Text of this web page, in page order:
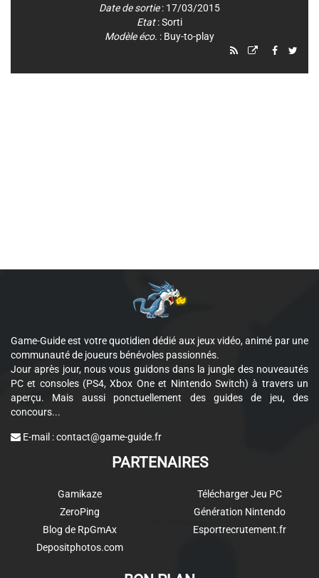
Date de sortie: 17/03/2015
Etat: Sorti
Modèle éco. : Buy-to-play
Game-Guide est votre quotidien dédié aux jeux vidéo, animé par une
communauté de joueurs bénévoles passionnés.
Jour après jour, nous vous guidons dans la jungle des nouveautés
PC et consoles (PS4, Xbox One et Nintendo Switch) à travers un
aperçu. Mais aussi ponctuellement des guides de jeu, des
concours...
E-mail :contact@game-guide.fr
PARTENAIRES
Gamikaze
ZeroPing
Blog de RpGmAx
Depositphotos.com
Télécharger Jeu PC
Génération Nintendo
Esportrecrutement.fr